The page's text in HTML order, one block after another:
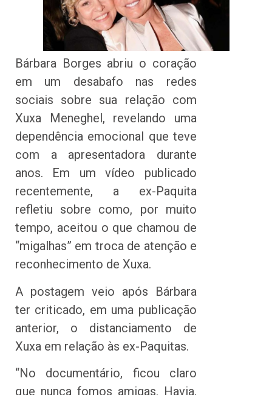
Bárbara Borges abriu o coração
em um desabafo nas redes
sociais sobre sua relação com
Xuxa Meneghel, revelando uma
dependência emocional que teve
com a apresentadora durante
anos. Em um vídeo publicado
recentemente, a ex-Paquita
refletiu sobre como, por muito
tempo, aceitou o que chamou de
“migalhas” em troca de atenção e
reconhecimento de Xuxa.
A postagem veio após Bárbara
ter criticado, em uma publicação
anterior, o distanciamento de
Xuxa em relação às ex-Paquitas.
“No documentário, ficou claro
que nunca fomos amigas. Havia,